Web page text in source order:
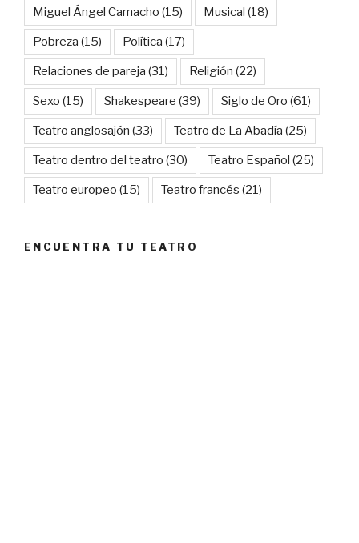
Miguel Ángel Camacho (15) Musical (18)
Pobreza (15) Política (17)
Relaciones de pareja (31) Religión (22)
Sexo (15) Shakespeare (39) Siglo de Oro (61)
Teatro anglosajón (33) Teatro de La Abadía (25)
Teatro dentro del teatro (30) Teatro Español (25)
Teatro europeo (15) Teatro francés (21)
ENCUENTRA TU TEATRO